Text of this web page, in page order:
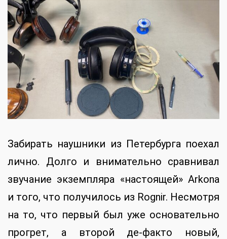
Забирать наушники из Петербурга поехал
лично. Долго и внимательно сравнивал
звучание экземпляра «настоящей» Arkona
и того, что получилось из Rognir. Несмотря
на то, что первый был уже основательно
прогрет, а второй де-факто новый,